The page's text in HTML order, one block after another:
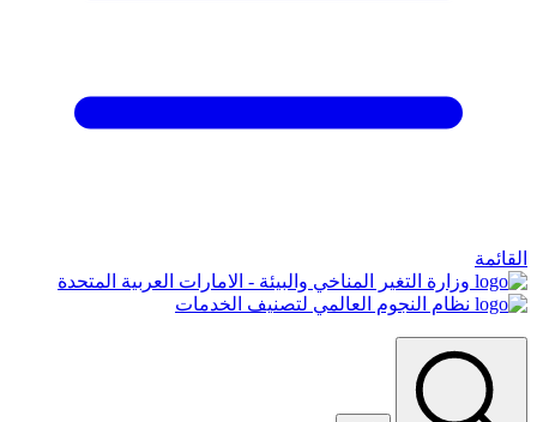
القائمة
وزارة التغير المناخي والبيئة - الامارات العربية المتحدة
نظام النجوم العالمي لتصنيف الخدمات